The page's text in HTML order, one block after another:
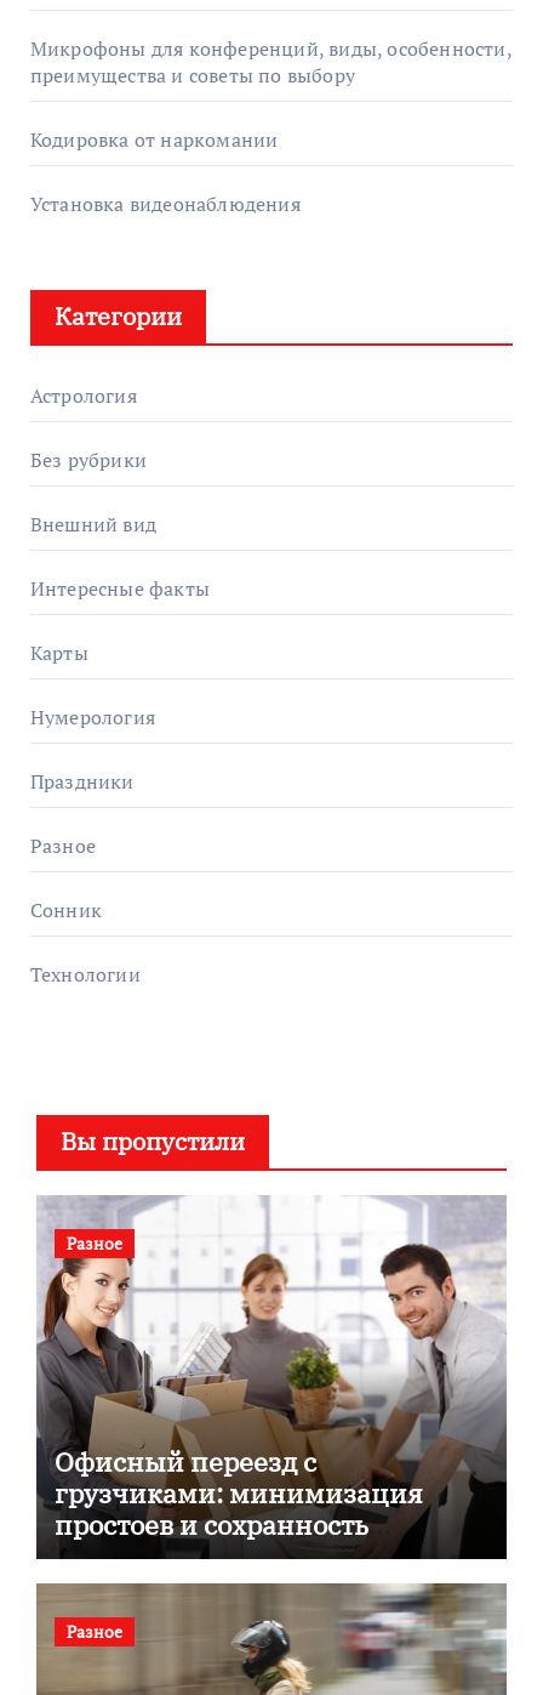
Микрофоны для конференций, виды, особенности,
преимущества и советы по выбору
Кодировка от наркомании
Установка видеонаблюдения
Категории
Астрология
Без рубрики
Внешний вид
Интересные факты
Карты
Нумерология
Праздники
Разное
Сонник
Технологии
Вы пропустили
Разное
Офисный переезд с
грузчиками: минимизация
простоев и сохранность
документов
Разное